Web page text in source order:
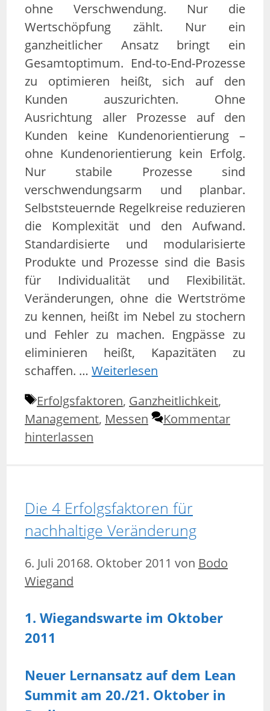
ohne Verschwendung. Nur die
Wertschöpfung zählt. Nur ein
ganzheitlicher Ansatz bringt ein
Gesamtoptimum. End-to-End-Prozesse
zu optimieren heißt, sich auf den
Kunden auszurichten. Ohne
Ausrichtung aller Prozesse auf den
Kunden keine Kundenorientierung –
ohne Kundenorientierung kein Erfolg.
Nur stabile Prozesse sind
verschwendungsarm und planbar.
Selbststeuernde Regelkreise reduzieren
die Komplexität und den Aufwand.
Standardisierte und modularisierte
Produkte und Prozesse sind die Basis
für Individualität und Flexibilität.
Veränderungen, ohne die Wertströme
zu kennen, heißt im Nebel zu stochern
und Fehler zu machen. Engpässe zu
eliminieren heißt, Kapazitäten zu
schaffen. … Weiterlesen
Schlagwörter
Erfolgsfaktoren, Ganzheitlichkeit,
Management, Messen
Kommentar
hinterlassen
Die 4 Erfolgsfaktoren für
nachhaltige Veränderung
6. Juli 20168. Oktober 2011 von Bodo
Wiegand
1. Wiegandswarte im Oktober
2011
Neuer Lernansatz auf dem Lean
Summit am 20./21. Oktober in